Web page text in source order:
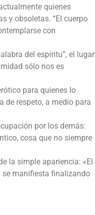
quienes
y obsoletas. “El cuerpo
con
del espíritu”, el lugar
sólo nos es
para quienes lo
de respeto, a medio para
por los demás:
cosa que no siempre
la simple apariencia: «El
se manifiesta finalizando